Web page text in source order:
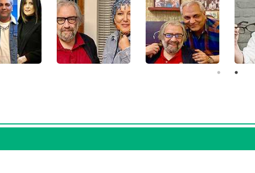
آنلاین سینما و تلویزیون یعنیمنظوم
ثبت شده، 52 سال
درباره داستان خائن کشی منتشر شده است، می‌خوانیم: «درباره چند
افت و خیز‌های زیادی مواجه می‌شوند. »